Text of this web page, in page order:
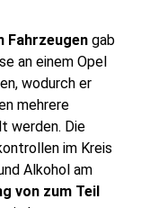
Fahrzeugen gab
an einem Opel
wodurch er
mehrere
werden. Die
im Kreis
Alkohol am
von zum Teil